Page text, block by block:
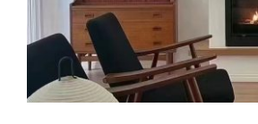
grande